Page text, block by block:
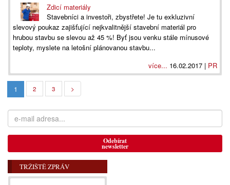
Zdicí materiály
Stavebníci a investoři, zbystřete! Je tu exkluzivní
slevový poukaz zajišťující nejkvalitnější stavební materiál pro
hrubou stavbu se slevou až 45 %! Byť jsou venku stále mínusové
teploty, myslete na letošní plánovanou stavbu...
více... 16.02.2017 | PR
1 2 3 >
Odebírat
newsletter
TRŽIŠTĚ ZPRÁV